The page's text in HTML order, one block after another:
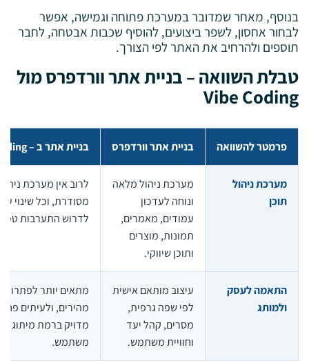
בנוסף, מאחר שמדובר במערכת פתוחה וגמישה, אפשר
לבחור אחסון, לשפר ביצועים, להוסיף שכבות אבטחה, לחבר
תוספים ולהרחיב את האתר לפי הצורך.
טבלת השוואה – בניית אתר וורדפרס מול
Vibe Coding
פרמטר להשוואה בניית אתר וורדפרס בניית אתר ב – Vibe Coding
מערכת ניהול
תוכן
מערכת ניהול מלאה
ונוחה לעדכון
עמודים, מאמרים,
תמונות, מוצרים
ותוכן שיווקי.
לרוב אין מערכת ניהול
מסודרת, וכל שינוי עלול
לדרוש התערבות
התאמה לעסק
ולמותג
עיצוב מותאם אישית
לפי שפה גרפית,
מסרים, קהל יעד
וחוויית משתמש.
מתאים יותר לפתרונות
מהירים, ולעיתים פחות
מדויק ברמת מיתוג
משתמש.